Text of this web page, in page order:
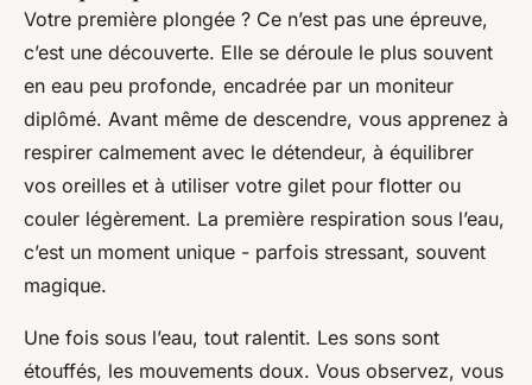
Votre première plongée ? Ce n’est pas une épreuve,
c’est une découverte. Elle se déroule le plus souvent
en eau peu profonde, encadrée par un moniteur
diplômé. Avant même de descendre, vous apprenez à
respirer calmement avec le détendeur, à équilibrer
vos oreilles et à utiliser votre gilet pour flotter ou
couler légèrement. La première respiration sous l’eau,
c’est un moment unique - parfois stressant, souvent
magique.
Une fois sous l’eau, tout ralentit. Les sons sont
étouffés, les mouvements doux. Vous observez, vous